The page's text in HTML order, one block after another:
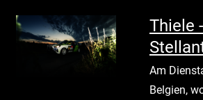
Thiele
Am
Belgien,